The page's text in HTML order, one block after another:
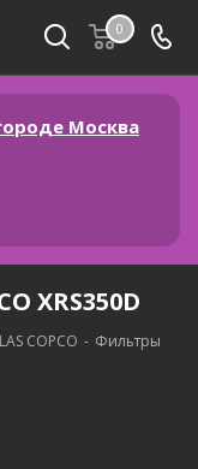
0
Москва
XRS350D
COPCO - Фильтры